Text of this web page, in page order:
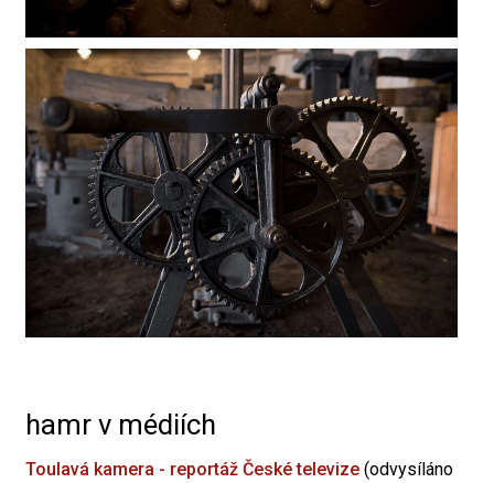
hamr v médiích
Toulavá kamera - reportáž České televize (odvysíláno